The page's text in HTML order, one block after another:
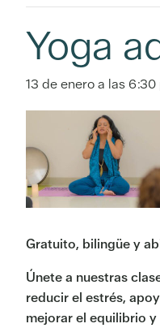
Yoga
13 de enero a las 6:30
Gratuito, bilingüe y
Únete a nuestras
reducir el estrés,
mejorar el equilibrio